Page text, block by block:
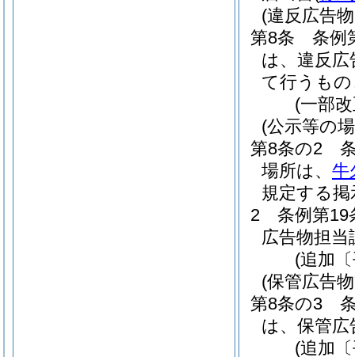
(違反広告
第8条
条例
は、違反広
て行うも
(一部
(公示等の
第8条の2
場所は、 牛
規定する掲
2
条例第19
広告物担
(追加
(保管広告
第8条の3
は、保管広
(追加